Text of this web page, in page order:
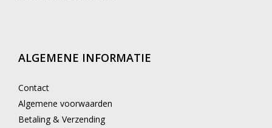
ALGEMENE INFORMATIE
Contact
Algemene voorwaarden
Betaling & Verzending